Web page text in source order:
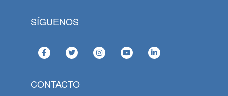
SÍGUENOS
CONTACTO